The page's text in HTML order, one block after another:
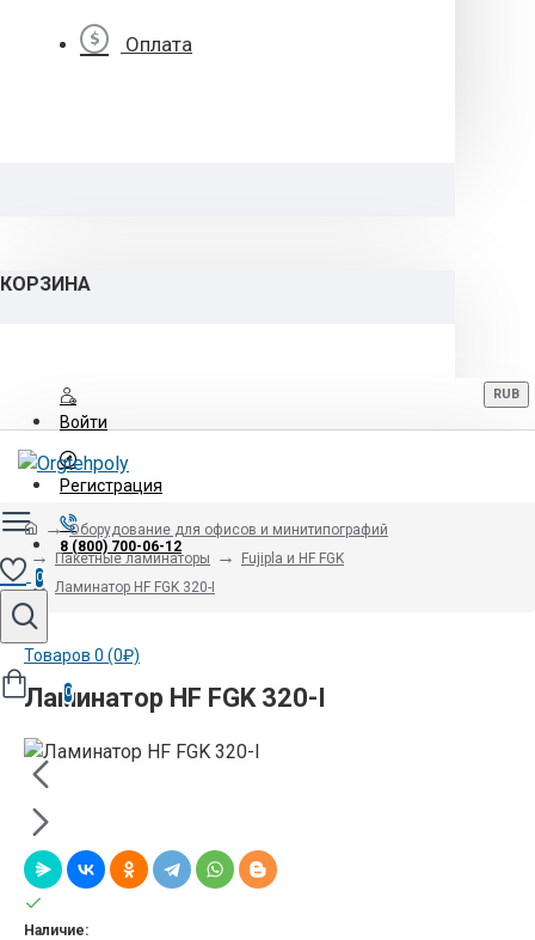
Оплата
КОРЗИНА
Войти
Регистрация
8 (800) 700-06-12
RUB
0
Товаров 0 (0₽)
0
Оборудование для офисов и минитипографий
Пакетные ламинаторы
Fujipla и HF FGK
Ламинатор HF FGK 320-I
Ламинатор HF FGK 320-I
Наличие: